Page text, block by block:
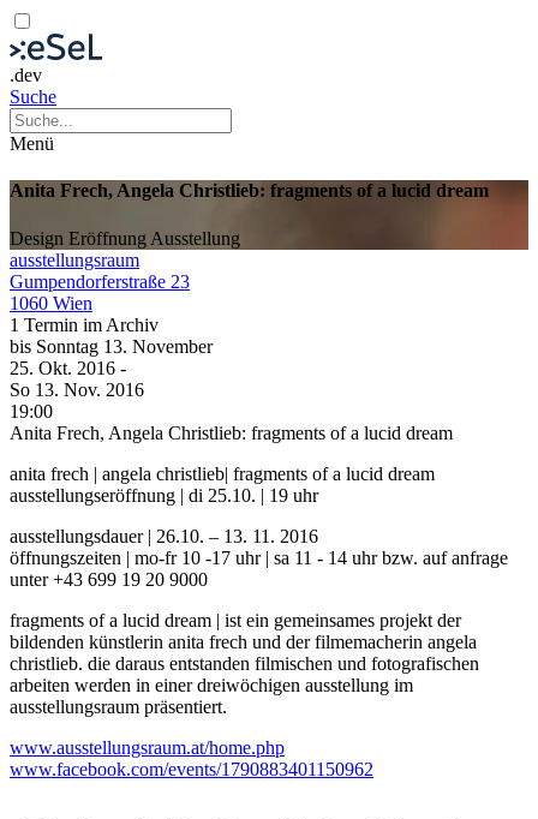
.dev
Suche
Menü
Anita Frech, Angela Christlieb: fragments of a lucid dream
Design Eröffnung Ausstellung
ausstellungsraum
Gumpendorferstraße 23
1060 Wien
1 Termin im Archiv
bis Sonntag 13. November
25. Okt. 2016 -
So 13. Nov. 2016
19:00
Anita Frech, Angela Christlieb: fragments of a lucid dream
anita frech | angela christlieb| fragments of a lucid dream
ausstellungseröffnung | di 25.10. | 19 uhr
ausstellungsdauer | 26.10. – 13. 11. 2016
öffnungszeiten | mo-fr 10 -17 uhr | sa 11 - 14 uhr bzw. auf anfrage
unter +43 699 19 20 9000
fragments of a lucid dream | ist ein gemeinsames projekt der
bildenden künstlerin anita frech und der filmemacherin angela
christlieb. die daraus entstanden filmischen und fotografischen
arbeiten werden in einer dreiwöchigen ausstellung im
ausstellungsraum präsentiert.
www.ausstellungsraum.at/home.php
www.facebook.com/events/1790883401150962